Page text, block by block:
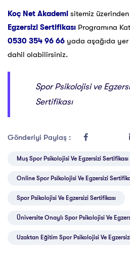
Koç Net Akademi sitemiz üzerinden
Egzersizi Sertifikası Programına
0530 354 96 66 yada aşağıda
dahil olabilirsiniz.
Spor Psikolojisi ve
Sertifikası
Gönderiyi Paylaş :
Muş Spor Psikolojisi Ve Egzersizi Sertifikası
Online Spor Psikolojisi Ve Egzersizi
Spor Psikolojisi Ve Egzersizi Sertifikası
Üniversite Onaylı Spor Psikolojisi Ve
Uzaktan Eğitim Spor Psikolojisi Ve